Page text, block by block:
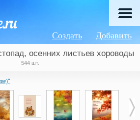
Добавить
Создать
осенних листьев хороводы
544 шт.